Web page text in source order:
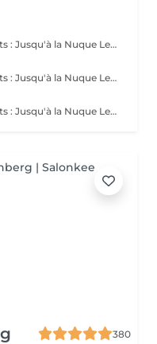
Pour information, Les cheveux courts : Jusqu'à la Nuque Les cheveux mi-longs : Jusqu'à l'épaule Les cheveux longs : En dessous de l'épaule Un supplément sera demandé pour les cheveux très longs, (jusqu'au milieu du dos)
Pour information, Les cheveux courts : Jusqu'à la Nuque Les cheveux mi-longs : Jusqu'à l'épaule Les cheveux longs : En dessous de l'épaule Un supplément sera demandé pour les cheveux très longs, (jusqu'au milieu du dos)
Pour information, Les cheveux courts : Jusqu'à la Nuque Les cheveux mi-longs : Jusqu'à l'épaule Les cheveux longs : En dessous de l'épaule Un supplément sera demandé pour les cheveux très long, (jusqu'au milieu du dos)
380